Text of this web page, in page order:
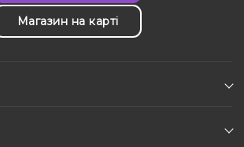
Магазин на карті